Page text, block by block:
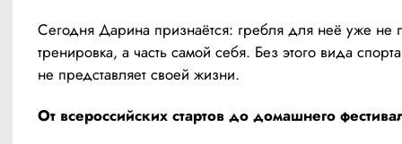
Сегодня Дарина признаётся: гребля для неё уже не
тренировка, а часть самой себя. Без этого вида
не представляет своей жизни.
От всероссийских стартов до домашнего